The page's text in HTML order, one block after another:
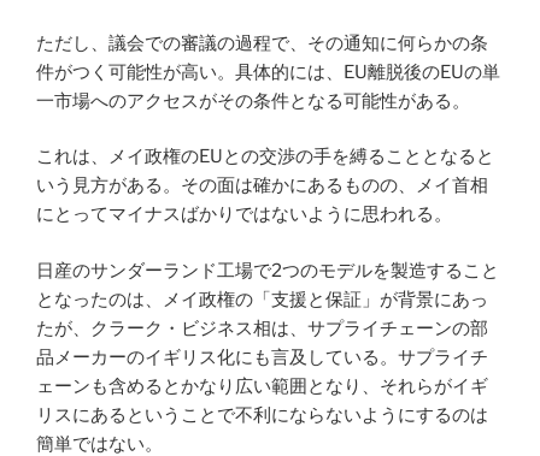
ただし、議会での審議の過程で、その通知に何らかの条
件がつく可能性が高い。具体的には、EU離脱後のEUの単
一市場へのアクセスがその条件となる可能性がある。
これは、メイ政権のEUとの交渉の手を縛ることとなると
いう見方がある。その面は確かにあるものの、メイ首相
にとってマイナスばかりではないように思われる。
日産のサンダーランド工場で2つのモデルを製造すること
となったのは、メイ政権の「支援と保証」が背景にあっ
たが、クラーク・ビジネス相は、サプライチェーンの部
品メーカーのイギリス化にも言及している。サプライチ
ェーンも含めるとかなり広い範囲となり、それらがイギ
リスにあるということで不利にならないようにするのは
簡単ではない。